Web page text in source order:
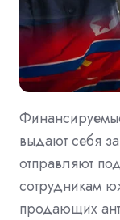
выдают себя
отправляют
сотрудникам
продающих